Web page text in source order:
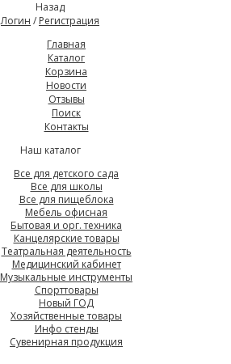
Назад
Логин / Регистрация
Главная
Каталог
Корзина
Новости
Отзывы
Поиск
Контакты
Наш каталог
Все для детского сада
Все для школы
Все для пищеблока
Мебель офисная
Бытовая и орг. техника
Канцелярские товары
Театральная деятельность
Медицинский кабинет
Музыкальные инструменты
Спорттовары
Новый ГОД
Хозяйственные товары
Инфо стенды
Сувенирная продукция